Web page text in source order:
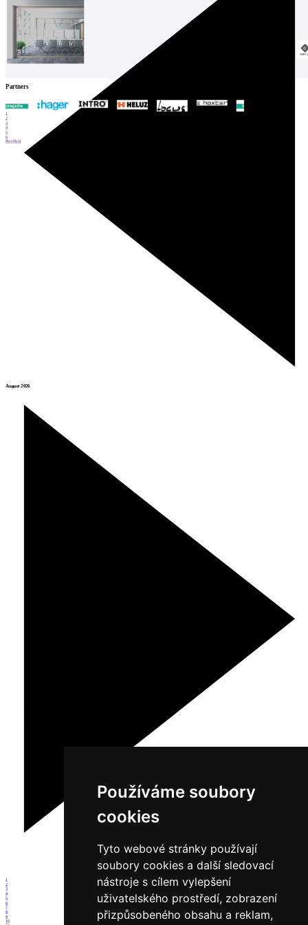
Používáme soubory
cookies
Tyto webové stránky používají
soubory cookies a další sledovací
nástroje s cílem vylepšení
uživatelského prostředí, zobrazení
přizpůsobeného obsahu a reklam,
August 2026
1
2
3
4
5
6
7
8
9
10
Partners
1
2
3
4
5
6
PrevNext